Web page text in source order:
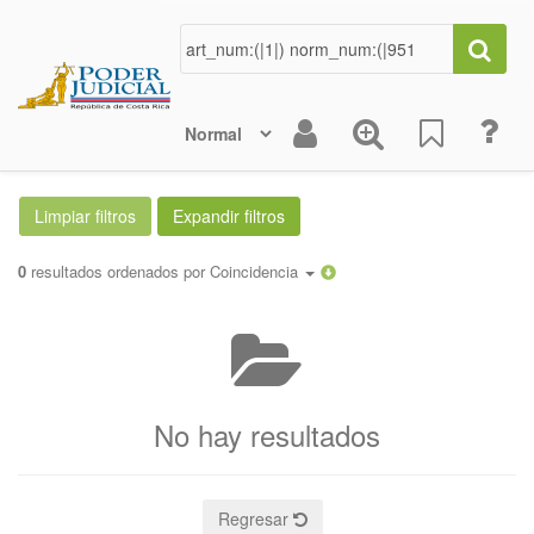
0 resultados ordenados por Coincidencia
No hay resultados
Regresar